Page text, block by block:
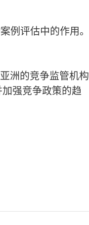
例评估中的作用。
洲的竞争监管机构
强竞争政策的趋